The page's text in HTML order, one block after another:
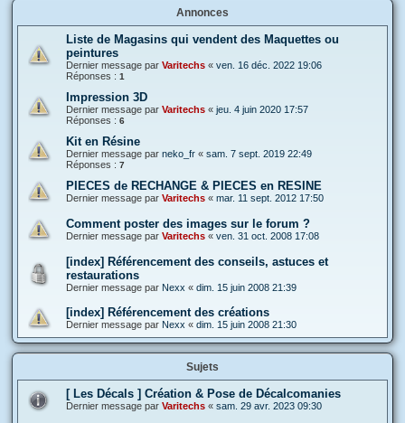
Annonces
Liste de Magasins qui vendent des Maquettes ou
peintures
Dernier message par Varitechs « ven. 16 déc. 2022 19:06
Réponses : 1
Impression 3D
Dernier message par Varitechs « jeu. 4 juin 2020 17:57
Réponses : 6
Kit en Résine
Dernier message par neko_fr « sam. 7 sept. 2019 22:49
Réponses : 7
PIECES de RECHANGE & PIECES en RESINE
Dernier message par Varitechs « mar. 11 sept. 2012 17:50
Comment poster des images sur le forum ?
Dernier message par Varitechs « ven. 31 oct. 2008 17:08
[index] Référencement des conseils, astuces et
restaurations
Dernier message par Nexx « dim. 15 juin 2008 21:39
[index] Référencement des créations
Dernier message par Nexx « dim. 15 juin 2008 21:30
Sujets
[ Les Décals ] Création & Pose de Décalcomanies
Dernier message par Varitechs « sam. 29 avr. 2023 09:30